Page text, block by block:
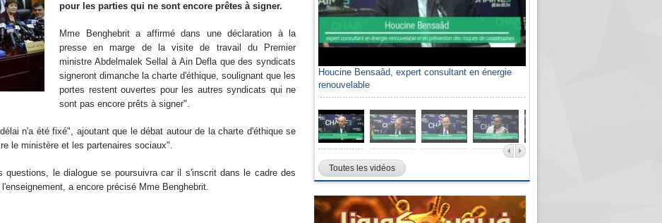
pour les parties qui ne sont encore prêtes à signer.
Mme Benghebrit a affirmé dans une déclaration à la
presse en marge de la visite de travail du Premier
ministre Abdelmalek Sellal à Ain Defla que des syndicats
signeront dimanche la charte d'éthique, soulignant que les
portes restent ouvertes pour les autres syndicats qui ne
sont pas encore prêts à signer".
n'a été fixé", ajoutant que le débat autour de la charte d'éthique se
le ministère et les partenaires sociaux".
questions, le dialogue se poursuivra car il s'inscrit dans le cadre des
a encore précisé Mme Benghebrit.
Houcine Bensaâd, expert consultant en énergie
renouvelable
Toutes les vidéos